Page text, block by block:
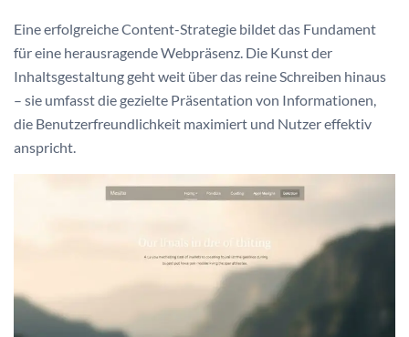
Eine erfolgreiche Content-Strategie bildet das Fundament
für eine herausragende Webpräsenz. Die Kunst der
Inhaltsgestaltung geht weit über das reine Schreiben hinaus
– sie umfasst die gezielte Präsentation von Informationen,
die Benutzerfreundlichkeit maximiert und Nutzer effektiv
anspricht.